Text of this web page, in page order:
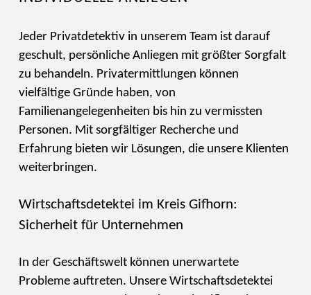
Jeder Privatdetektiv in unserem Team ist darauf
geschult, persönliche Anliegen mit größter Sorgfalt
zu behandeln. Privatermittlungen können
vielfältige Gründe haben, von
Familienangelegenheiten bis hin zu vermissten
Personen. Mit sorgfältiger Recherche und
Erfahrung bieten wir Lösungen, die unsere Klienten
weiterbringen.
Wirtschaftsdetektei im Kreis Gifhorn:
Sicherheit für Unternehmen
In der Geschäftswelt können unerwartete
Probleme auftreten. Unsere Wirtschaftsdetektei